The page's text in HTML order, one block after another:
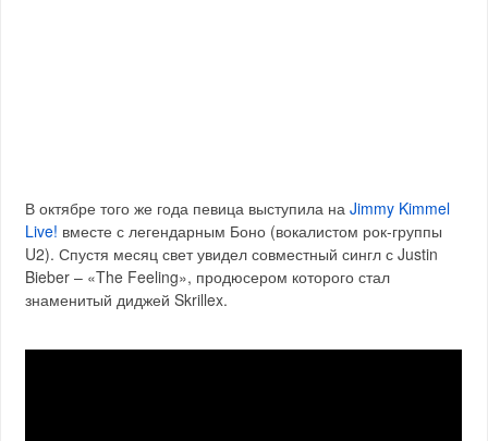
В октябре того же года певица выступила наJimmy Kimmel
Live! вместе с легендарным Боно (вокалистом рок-группы
U2). Спустя месяц свет увидел совместный сингл с Justin
Bieber – «The Feeling», продюсером которого стал
знаменитый диджей Skrillex.